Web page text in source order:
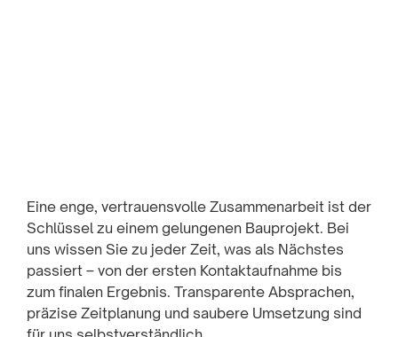
Eine enge, vertrauensvolle Zusammenarbeit ist der
Schlüssel zu einem gelungenen Bauprojekt. Bei
uns wissen Sie zu jeder Zeit, was als Nächstes
passiert – von der ersten Kontaktaufnahme bis
zum finalen Ergebnis. Transparente Absprachen,
präzise Zeitplanung und saubere Umsetzung sind